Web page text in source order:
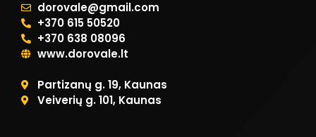
dorovale@gmail.com
+370 615 50520
+370 638 08096
www.dorovale.lt
Partizanų g. 19, Kaunas
Veiverių g. 101, Kaunas